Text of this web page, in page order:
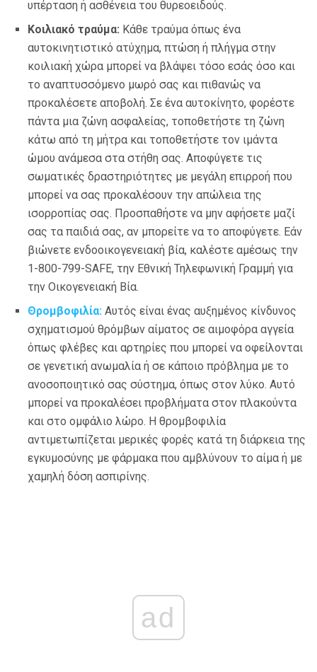
υπέρταση ή ασθένεια του θυρεοειδούς.
Κοιλιακό τραύμα: Κάθε τραύμα όπως ένα
αυτοκινητιστικό ατύχημα, πτώση ή πλήγμα στην
κοιλιακή χώρα μπορεί να βλάψει τόσο εσάς όσο και
το αναπτυσσόμενο μωρό σας και πιθανώς να
προκαλέσετε αποβολή. Σε ένα αυτοκίνητο, φορέστε
πάντα μια ζώνη ασφαλείας, τοποθετήστε τη ζώνη
κάτω από τη μήτρα και τοποθετήστε τον ιμάντα
ώμου ανάμεσα στα στήθη σας. Αποφύγετε τις
σωματικές δραστηριότητες με μεγάλη επιρροή που
μπορεί να σας προκαλέσουν την απώλεια της
ισορροπίας σας. Προσπαθήστε να μην αφήσετε μαζί
σας τα παιδιά σας, αν μπορείτε να το αποφύγετε. Εάν
βιώνετε ενδοοικογενειακή βία, καλέστε αμέσως την
1-800-799-SAFE, την Εθνική Τηλεφωνική Γραμμή για
την Οικογενειακή Βία.
Θρομβοφιλία: Αυτός είναι ένας αυξημένος κίνδυνος
σχηματισμού θρόμβων αίματος σε αιμοφόρα αγγεία
όπως φλέβες και αρτηρίες που μπορεί να οφείλονται
σε γενετική ανωμαλία ή σε κάποιο πρόβλημα με το
ανοσοποιητικό σας σύστημα, όπως στον λύκο. Αυτό
μπορεί να προκαλέσει προβλήματα στον πλακούντα
και στο ομφάλιο λώρο. Η θρομβοφιλία
αντιμετωπίζεται μερικές φορές κατά τη διάρκεια της
εγκυμοσύνης με φάρμακα που αμβλύνουν το αίμα ή με
χαμηλή δόση ασπιρίνης.
ad